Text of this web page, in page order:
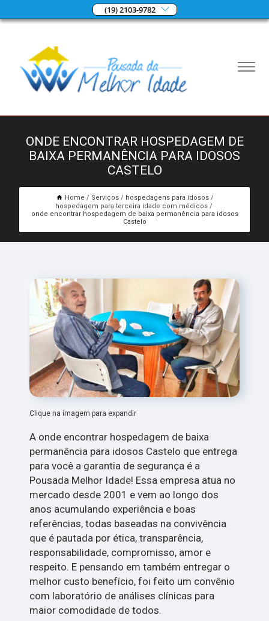
(19) 2103-9782
ONDE ENCONTRAR HOSPEDAGEM DE
BAIXA PERMANÊNCIA PARA IDOSOS
CASTELO
Home Serviços
hospedagens para idosos
hospedagem para terceira idade com médicos
onde encontrar hospedagem de baixa permanência para idosos
Castelo
Clique na imagem para expandir
A onde encontrar hospedagem de baixa
permanência para idosos Castelo que entrega
para você a garantia de segurança é a
Pousada Melhor Idade! Essa empresa atua no
mercado desde 2001 e vem ao longo dos
anos acumulando experiência e boas
referências, todas baseadas na convivência
que é pautada por ética, transparência,
responsabilidade, compromisso, amor e
respeito. E pensando em também entregar o
melhor custo benefício, foi feito um convênio
com laboratório de análises clínicas para
maior comodidade de todos.